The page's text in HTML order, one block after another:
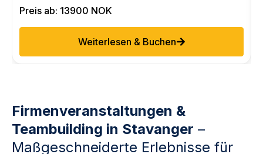
Preis ab: 13900 NOK
Weiterlesen & Buchen
Firmenveranstaltungen &
Teambuilding in Stavanger –
Maßgeschneiderte Erlebnisse für